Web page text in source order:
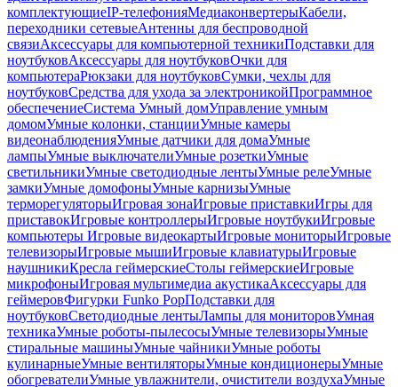
комплектующиеIP-телефонияМедиаконвертерыКабели,
переходники сетевыеАнтенны для беспроводной
связиАксессуары для компьютерной техникиПодставки для
ноутбуковАксессуары для ноутбуковОчки для
компьютераРюкзаки для ноутбуковСумки, чехлы для
ноутбуковСредства для ухода за электроникойПрограммное
обеспечениеСистема Умный домУправление умным
домомУмные колонки, станцииУмные камеры
видеонаблюденияУмные датчики для домаУмные
лампыУмные выключателиУмные розеткиУмные
светильникиУмные светодиодные лентыУмные релеУмные
замкиУмные домофоныУмные карнизыУмные
терморегуляторыИгровая зонаИгровые приставкиИгры для
приставокИгровые контроллерыИгровые ноутбукиИгровые
компьютеры Игровые видеокартыИгровые мониторыИгровые
телевизорыИгровые мышиИгровые клавиатурыИгровые
наушникиКресла геймерскиеСтолы геймерскиеИгровые
микрофоныИгровая мультимедиа акустикаАксессуары для
геймеровФигурки Funko PopПодставки для
ноутбуковСветодиодные лентыЛампы для мониторовУмная
техникаУмные роботы-пылесосыУмные телевизорыУмные
стиральные машиныУмные чайникиУмные роботы
кулинарныеУмные вентиляторыУмные кондиционерыУмные
обогревателиУмные увлажнители, очистители воздухаУмные